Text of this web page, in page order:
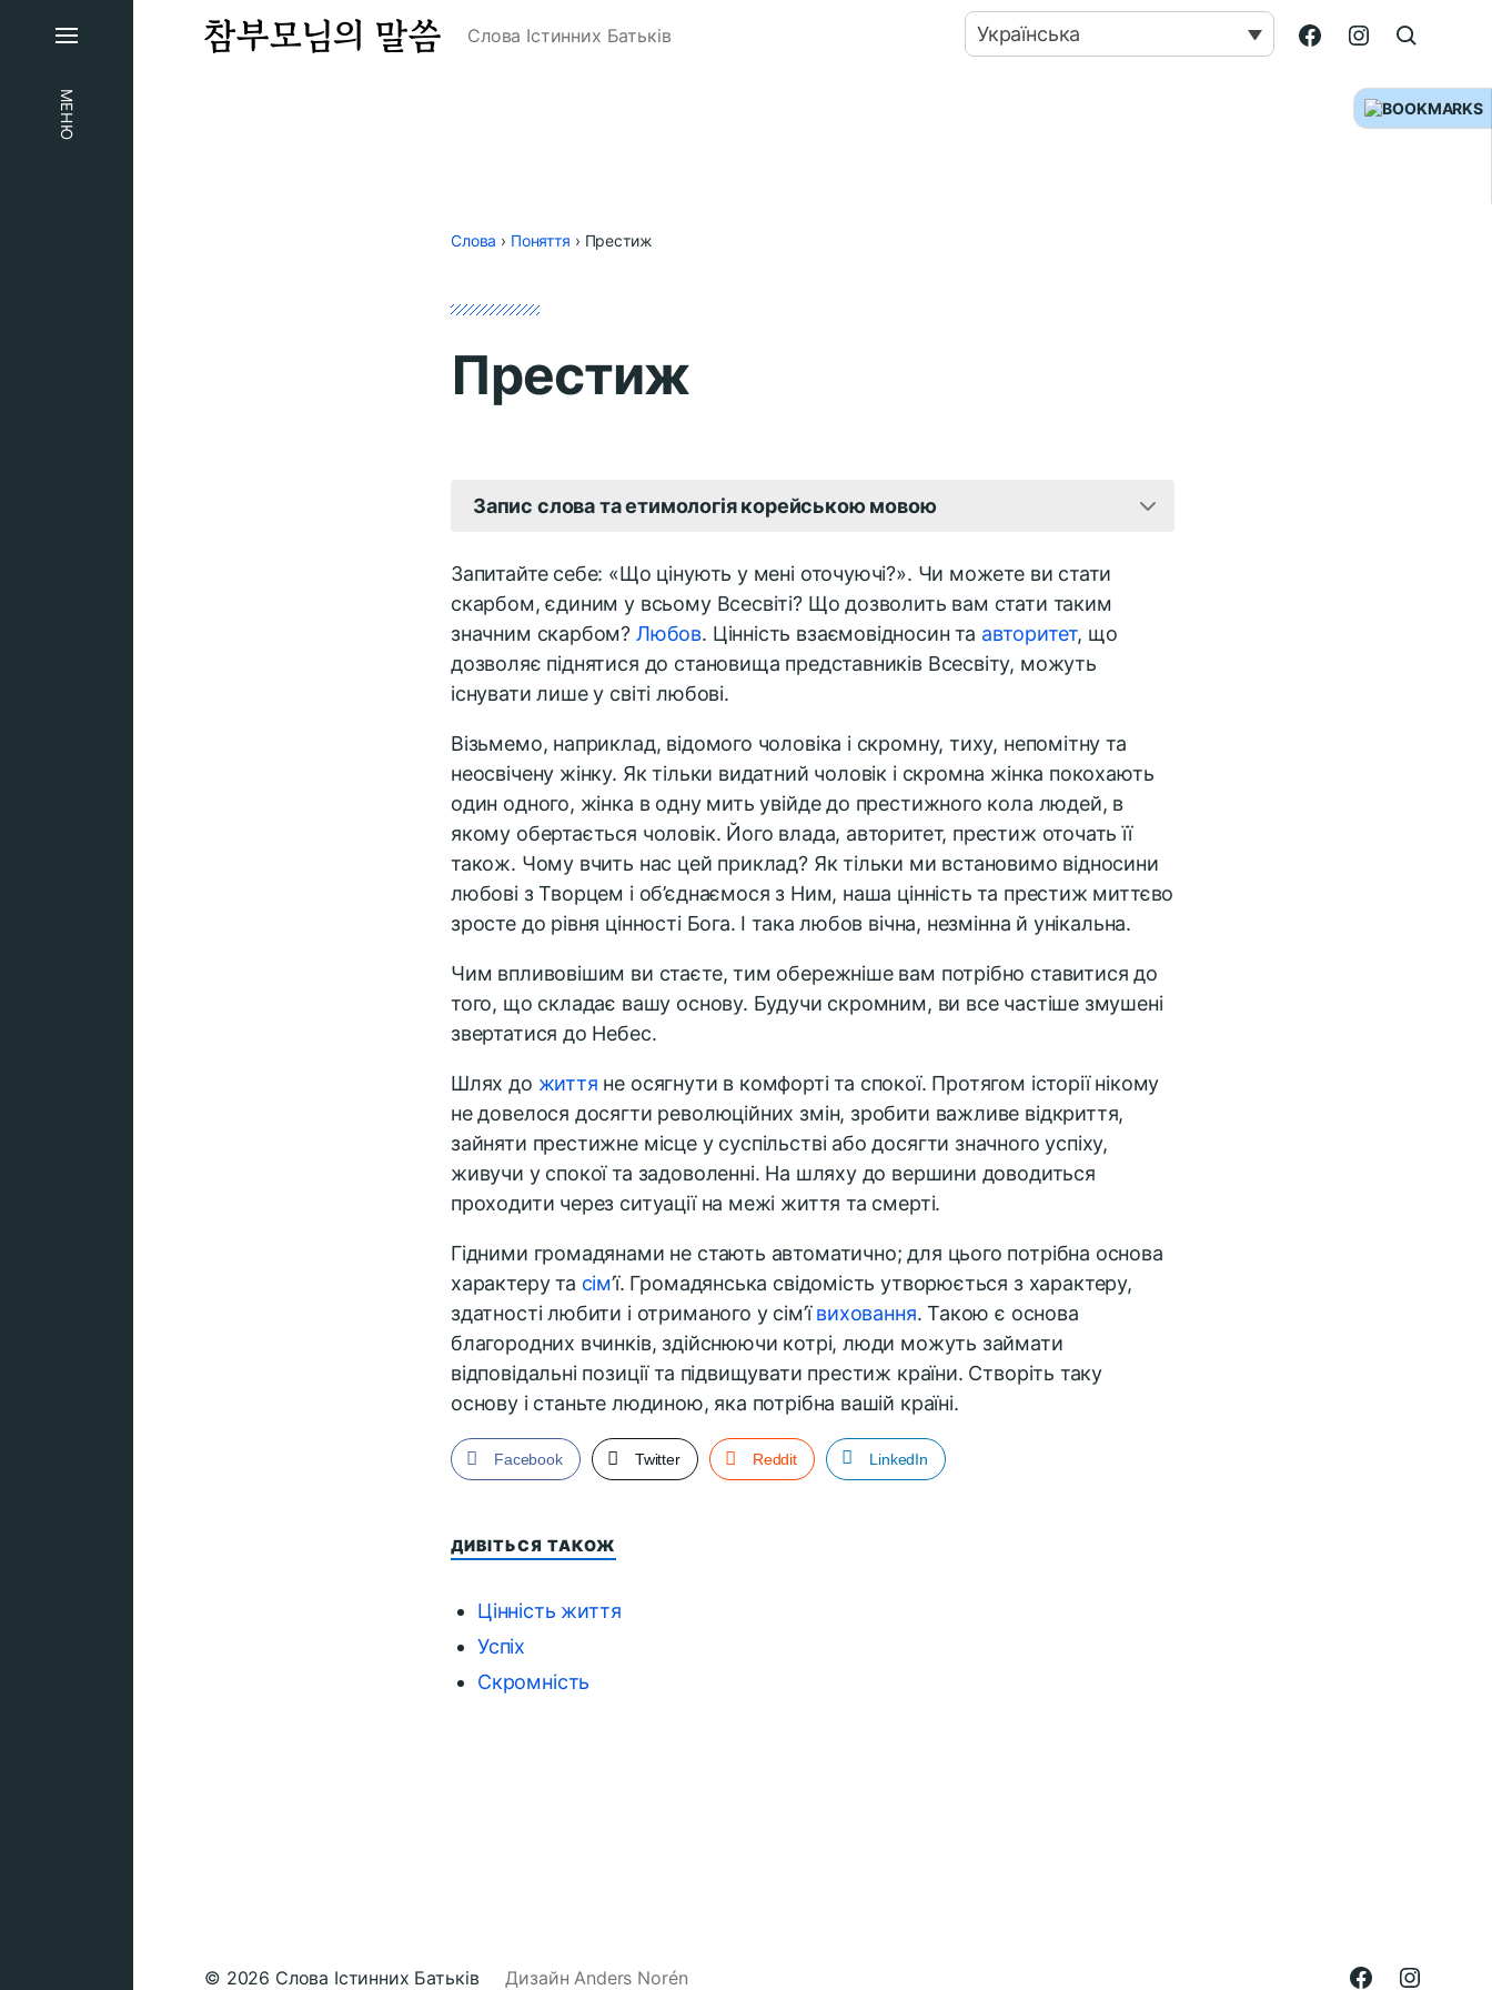
МЕНЮ
Слова Істинних Батьків Українська
Слова › Поняття › Престиж
Престиж
Запис слова та етимологія корейською мовою
Запитайте себе: «Що цінують у мені оточуючі?». Чи можете ви стати
скарбом, єдиним у всьому Всесвіті? Що дозволить вам стати таким
значним скарбом? Любов. Цінність взаємовідносин та авторитет, що
дозволяє піднятися до становища представників Всесвіту, можуть
існувати лише у світі любові.
Візьмемо, наприклад, відомого чоловіка і скромну, тиху, непомітну та
неосвічену жінку. Як тільки видатний чоловік і скромна жінка покохають
один одного, жінка в одну мить увійде до престижного кола людей, в
якому обертається чоловік. Його влада, авторитет, престиж оточать її
також. Чому вчить нас цей приклад? Як тільки ми встановимо відносини
любові з Творцем і об’єднаємося з Ним, наша цінність та престиж миттєво
зросте до рівня цінності Бога. І така любов вічна, незмінна й унікальна.
Чим впливовішим ви стаєте, тим обережніше вам потрібно ставитися до
того, що складає вашу основу. Будучи скромним, ви все частіше змушені
звертатися до Небес.
Шлях до життя не осягнути в комфорті та спокої. Протягом історії нікому
не довелося досягти революційних змін, зробити важливе відкриття,
зайняти престижне місце у суспільстві або досягти значного успіху,
живучи у спокої та задоволенні. На шляху до вершини доводиться
проходити через ситуації на межі життя та смерті.
Гідними громадянами не стають автоматично; для цього потрібна основа
характеру та сім’ї. Громадянська свідомість утворюється з характеру,
здатності любити і отриманого у сім’ївиховання. Такою є основа
благородних вчинків, здійснюючи котрі, люди можуть займати
відповідальні позиції та підвищувати престиж країни. Створіть таку
основу і станьте людиною, яка потрібна вашій країні.
Facebook Twitter Reddit LinkedIn
ДИВІТЬСЯ ТАКОЖ
Цінність життя
Успіх
Скромність
© 2026 Слова Істинних Батьків ДизайнAnders Norén